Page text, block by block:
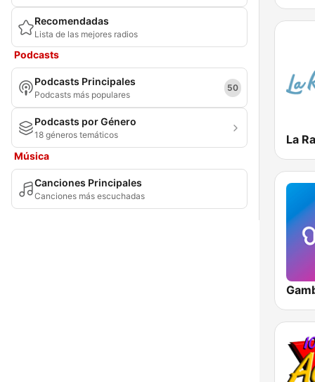
San Juan
San Luis
Santa Cruz
Santa Fe
Santiago del Estero
Tierra del Fuego
Tucumán
Recomendadas
Lista de las mejores radios
Podcasts
Podcasts Principales
Podcasts más populares
50
Podcasts por Género
18 géneros temáticos
Música
Canciones Principales
Canciones más escuchadas